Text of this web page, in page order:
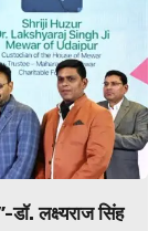
लक्ष्यराज सिंह